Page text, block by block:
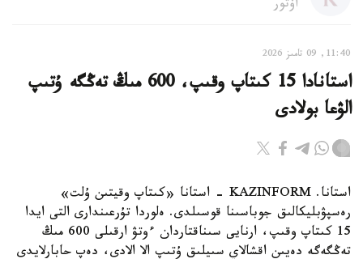
اۆتور
11:40, 09 تامىز 2026
استانادا 15 كىتاپ وقىپ، 600 مىڭ تەڭگە ۇتىپ
الۋعا بولادى
استانا. KAZINFORM - استانا «كىتاپ وقيتىن ۇلت»
رەسپۋبليكالىق جوباسىنا قوسىلدى. ەلوردا تۇرعىندارى التى ايدا
15 كىتاپ وقىپ، ارنايى سىناقتاردان ءوتۋ ارقىلى 600 مىڭ
تەڭگەگە دەيىن اقشالاي سىيلىق ۇتىپ الا الادى، دەپ حابارلايدى